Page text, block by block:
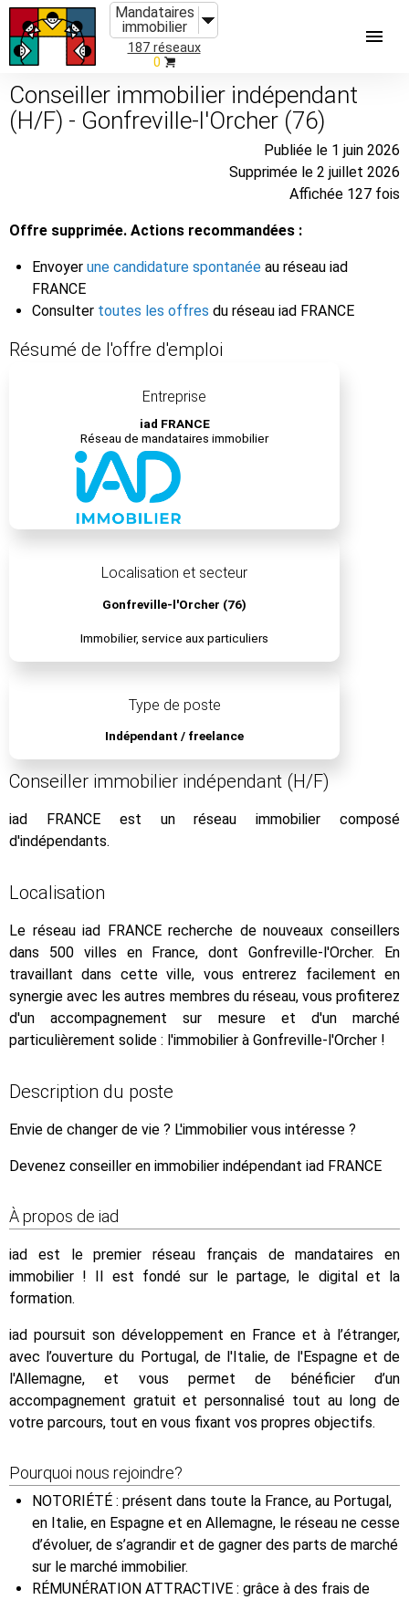
Mandataires
immobilier
187 réseaux
0
Conseiller immobilier indépendant
(H/F) - Gonfreville-l'Orcher (76)
Publiée le 1 juin 2026
Supprimée le 2 juillet 2026
Affichée 127 fois
Offre supprimée. Actions recommandées :
Envoyer une candidature spontanée au réseau iad
FRANCE
Consulter toutes les offres du réseau iad FRANCE
Résumé de l'offre d'emploi
Entreprise
iad FRANCE
Réseau de mandataires immobilier
Localisation et secteur
Gonfreville-l'Orcher (76)
Immobilier, service aux particuliers
Type de poste
Indépendant / freelance
Conseiller immobilier indépendant (H/F)
iad FRANCE est un réseau immobilier composé
d'indépendants.
Localisation
Le réseau iad FRANCE recherche de nouveaux conseillers
dans 500 villes en France, dont Gonfreville-l'Orcher. En
travaillant dans cette ville, vous entrerez facilement en
synergie avec les autres membres du réseau, vous profiterez
d'un accompagnement sur mesure et d'un marché
particulièrement solide : l'immobilier à Gonfreville-l'Orcher !
Description du poste
Envie de changer de vie ? L'immobilier vous intéresse ?
Devenez conseiller en immobilier indépendant iad FRANCE
À propos de iad
iad est le premier réseau français de mandataires en
immobilier ! Il est fondé sur le partage, le digital et la
formation.
iad poursuit son développement en France et à l’étranger,
avec l’ouverture du Portugal, de l'Italie, de l'Espagne et de
l'Allemagne, et vous permet de bénéficier d’un
accompagnement gratuit et personnalisé tout au long de
votre parcours, tout en vous fixant vos propres objectifs.
Pourquoi nous rejoindre?
NOTORIÉTÉ : présent dans toute la France, au Portugal,
en Italie, en Espagne et en Allemagne, le réseau ne cesse
d’évoluer, de s’agrandir et de gagner des parts de marché
sur le marché immobilier.
RÉMUNÉRATION ATTRACTIVE : grâce à des frais de